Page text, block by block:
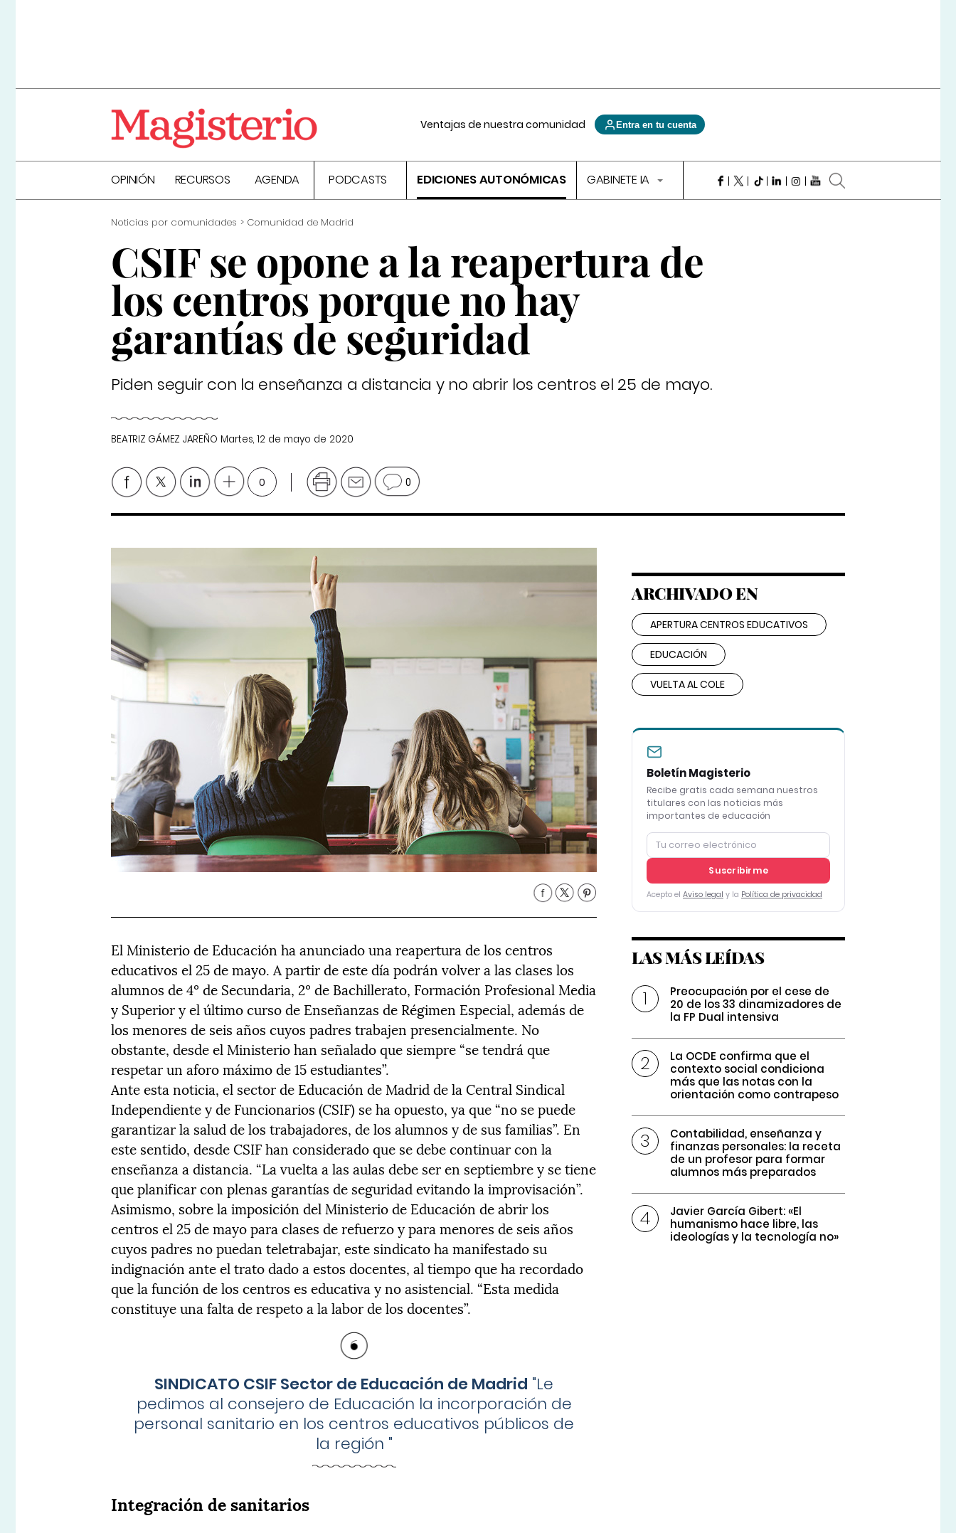
Ventajas de nuestra comunidad Entra en tu cuenta
OPINIÓN RECURSOS AGENDA PODCASTS EDICIONES AUTONÓMICAS GABINETE IA
Noticias por comunidades Comunidad de Madrid
CSIF se opone a la reapertura de
los centros porque no hay
garantías de seguridad
Piden seguir con la enseñanza a distancia y no abrir los centros el 25 de mayo.
BEATRIZ GÁMEZ JAREÑO Martes, 12 de mayo de 2020
0 0
El Ministerio de Educación ha anunciado una reapertura de los centros
educativos el 25 de mayo. A partir de este día podrán volver a las clases los
alumnos de 4º de Secundaria, 2º de Bachillerato, Formación Profesional Media
y Superior y el último curso de Enseñanzas de Régimen Especial, además de
los menores de seis años cuyos padres trabajen presencialmente. No
obstante, desde el Ministerio han señalado que siempre “se tendrá que
respetar un aforo máximo de 15 estudiantes”.
Ante esta noticia, el sector de Educación de Madrid de la Central Sindical
Independiente y de Funcionarios (CSIF) se ha opuesto, ya que “no se puede
garantizar la salud de los trabajadores, de los alumnos y de sus familias”. En
este sentido, desde CSIF han considerado que se debe continuar con la
enseñanza a distancia. “La vuelta a las aulas debe ser en septiembre y se tiene
que planificar con plenas garantías de seguridad evitando la improvisación”.
Asimismo, sobre la imposición del Ministerio de Educación de abrir los
centros el 25 de mayo para clases de refuerzo y para menores de seis años
cuyos padres no puedan teletrabajar, este sindicato ha manifestado su
indignación ante el trato dado a estos docentes, al tiempo que ha recordado
que la función de los centros es educativa y no asistencial. “Esta medida
constituye una falta de respeto a la labor de los docentes”.
SINDICATO CSIF Sector de Educación de Madrid "Le
pedimos al consejero de Educación la incorporación de
personal sanitario en los centros educativos públicos de
la región "
Integración de sanitarios
ARCHIVADO EN
APERTURA CENTROS EDUCATIVOS
EDUCACIÓN
VUELTA AL COLE
Boletín Magisterio
Recibe gratis cada semana nuestros
titulares con las noticias más
importantes de educación
Suscribirme
Acepto el Aviso legal y la Política de privacidad
LAS MÁS LEÍDAS
Preocupación por el cese de
20 de los 33 dinamizadores de
la FP Dual intensiva
La OCDE confirma que el
contexto social condiciona
más que las notas con la
orientación como contrapeso
Contabilidad, enseñanza y
finanzas personales: la receta
de un profesor para formar
alumnos más preparados
Javier García Gibert: «El
humanismo hace libre, las
ideologías y la tecnología no»